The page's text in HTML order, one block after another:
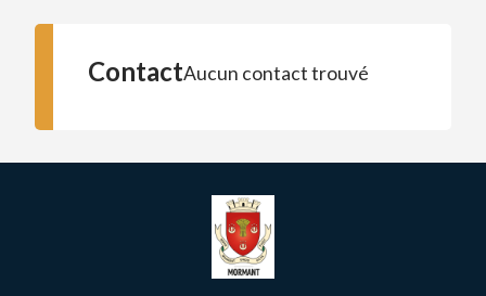
ContactAucun contact trouvé